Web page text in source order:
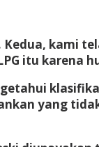
kami
itu karena
yang